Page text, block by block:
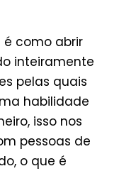
é como abrir
inteiramente
pelas quais
habilidade
isso nos
pessoas de
o que é